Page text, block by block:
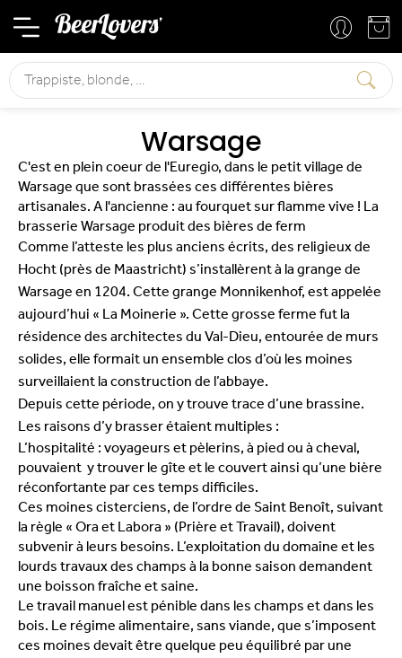
Warsage
C'est en plein coeur de l'Euregio, dans le petit village de
Warsage que sont brassées ces différentes bières
artisanales. A l'ancienne : au fourquet sur flamme vive ! La
brasserie Warsage produit des bières de ferm
Comme l’atteste les plus anciens écrits, des religieux de
Hocht (près de Maastricht) s’installèrent à la grange de
Warsage en 1204. Cette grange Monnikenhof, est appelée
aujourd’hui « La Moinerie ». Cette grosse ferme fut la
résidence des architectes du Val-Dieu, entourée de murs
solides, elle formait un ensemble clos d’où les moines
surveillaient la construction de l’abbaye.
Depuis cette période, on y trouve trace d’une brassine.
Les raisons d’y brasser étaient multiples :
L’hospitalité : voyageurs et pèlerins, à pied ou à cheval,
pouvaient y trouver le gîte et le couvert ainsi qu’une bière
réconfortante par ces temps difficiles.
Ces moines cisterciens, de l’ordre de Saint Benoît, suivant
la règle « Ora et Labora » (Prière et Travail), doivent
subvenir à leurs besoins. L’exploitation du domaine et les
lourds travaux des champs à la bonne saison demandent
une boisson fraîche et saine.
Le travail manuel est pénible dans les champs et dans les
bois. Le régime alimentaire, sans viande, que s’imposent
ces moines devait être quelque peu équilibré par une